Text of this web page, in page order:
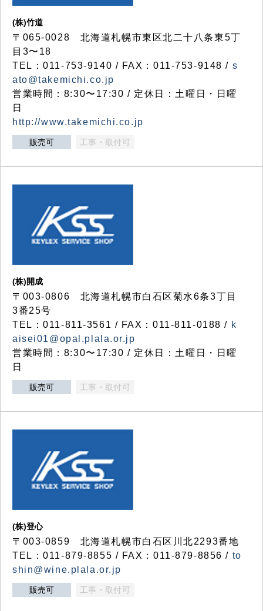
(株)竹道
〒065-0028 北海道札幌市東区北二十八条東5丁
目3〜18
TEL：011-753-9140 / FAX：011-753-9148 / s
ato@takemichi.co.jp
営業時間：8:30〜17:30 / 定休日：土曜日・日曜
日
http://www.takemichi.co.jp
販売可 工事・取付可
(株)開成
〒003-0806 北海道札幌市白石区菊水6条3丁目
3番25号
TEL：011-811-3561 / FAX：011-811-0188 / k
aisei01@opal.plala.or.jp
営業時間：8:30〜17:30 / 定休日：土曜日・日曜
日
販売可 工事・取付可
(株)登心
〒003-0859 北海道札幌市白石区川北2293番地
TEL：011-879-8855 / FAX：011-879-8856 / to
shin@wine.plala.or.jp
販売可 工事・取付可